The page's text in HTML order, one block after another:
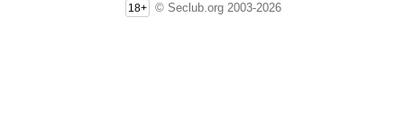
18+ © Seclub.org 2003-2026